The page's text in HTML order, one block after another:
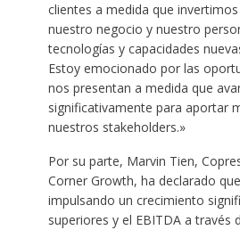
clientes a medida que
nuestro negocio y nuestro
tecnologías y capacidades
Estoy emocionado por las
nos presentan a medida que
significativamente para aportar
nuestros stakeholders.»
Por su parte, Marvin Tien,
Corner Growth, ha declarado
impulsando un crecimiento
superiores y el EBITDA a través